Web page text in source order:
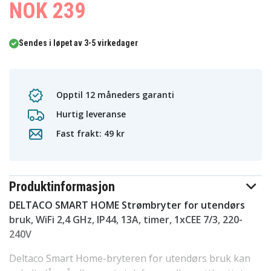
NOK 239
Sendes i løpet av 3-5 virkedager
Opptil 12 måneders garanti
Hurtig leveranse
Fast frakt: 49 kr
Produktinformasjon
DELTACO SMART HOME Strømbryter for utendørs
bruk, WiFi 2,4 GHz, IP44, 13A, timer, 1xCEE 7/3, 220-
240V
Deltaco Smart Home-bryteren for utendørs bruk kan